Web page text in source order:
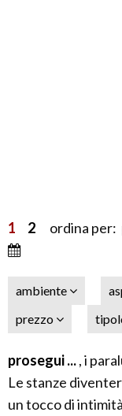
1 2 ordina per:
ambiente
prezzo
prosegui ..., i
Le stanze
un tocco di